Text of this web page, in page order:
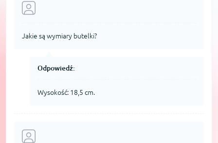
Jakie są wymiary butelki?
Odpowiedź:
Wysokość: 18,5 cm.